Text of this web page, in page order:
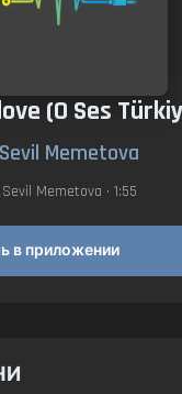
(O Ses
Sevil Memetova
Sevil Memetova • 1:55
в приложении